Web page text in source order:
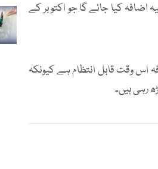
کیا کہ نومبر سے پیداوار میں 1 لاکھ 37 ہزار بیرل یومیہ اضافہ کیا جائے گا جو اکتوبر کے
میں مزید 1 لاکھ 37 ہزار بیرل یومیہ اضافہ اس وقت قابل انتظام ہے کیونکہ
رہی ہیں۔